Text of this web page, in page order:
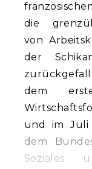
die
von
der
dem
und im Juli
dem
Soziales